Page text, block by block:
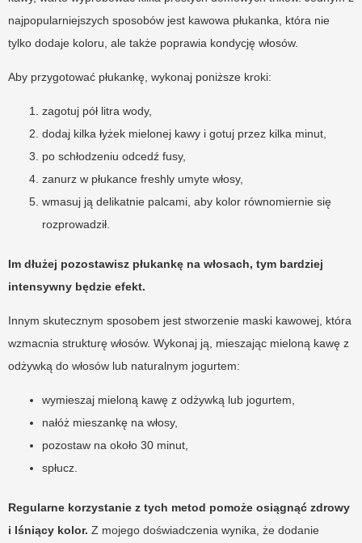
najpopularniejszych sposobów jest kawowa płukanka, która nie
tylko dodaje koloru, ale także poprawia kondycję włosów.
Aby przygotować płukankę, wykonaj poniższe kroki:
zagotuj pół litra wody,
dodaj kilka łyżek mielonej kawy i gotuj przez kilka minut,
po schłodzeniu odcedź fusy,
zanurz w płukance freshly umyte włosy,
wmasuj ją delikatnie palcami, aby kolor równomiernie się
rozprowadził.
Im dłużej pozostawisz płukankę na włosach, tym bardziej
intensywny będzie efekt.
Innym skutecznym sposobem jest stworzenie maski kawowej, która
wzmacnia strukturę włosów. Wykonaj ją, mieszając mieloną kawę z
odżywką do włosów lub naturalnym jogurtem:
wymieszaj mieloną kawę z odżywką lub jogurtem,
nałóż mieszankę na włosy,
pozostaw na około 30 minut,
spłucz.
Regularne korzystanie z tych metod pomoże osiągnąć zdrowy
i lśniący kolor. Z mojego doświadczenia wynika, że dodanie